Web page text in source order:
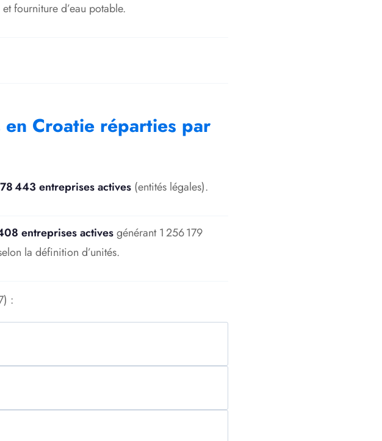
fourniture d’eau potable.
Croatie réparties par
443 entreprises actives (entités légales).
entreprises activesgénérant 1 256 179
la définition d’unités.
: